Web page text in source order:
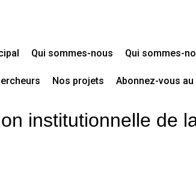
Qui sommes-nous Qui sommes-
Nos projets Abonnez-vous
institutionnelle de